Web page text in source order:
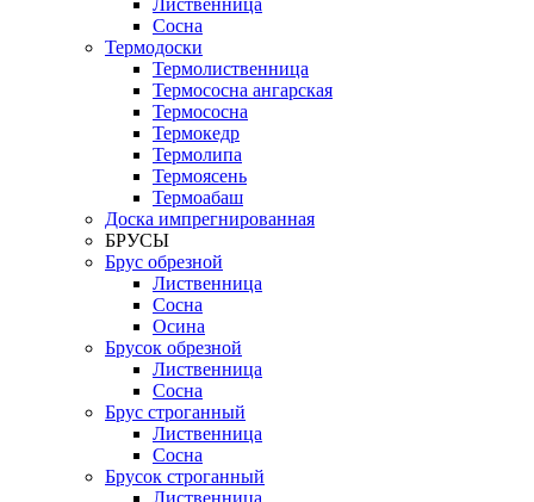
Лиственница
Сосна
Термодоски
Термолиственница
Термососна ангарская
Термососна
Термокедр
Термолипа
Термоясень
Термоабаш
Доска импрегнированная
БРУСЫ
Брус обрезной
Лиственница
Сосна
Осина
Брусок обрезной
Лиственница
Сосна
Брус строганный
Лиственница
Сосна
Брусок строганный
Лиственница